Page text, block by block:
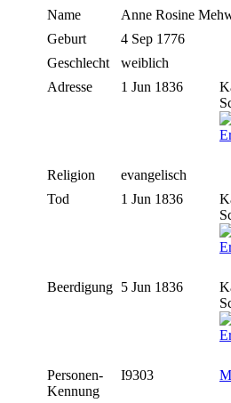
Name Anne Rosine
Geburt
4 Sep 1776
Geschlecht
weiblich
Adresse
1 Jun 1836
Religion
evangelisch
Tod
1 Jun 1836
Beerdigung 5 Jun 1836
Personen-
Kennung
I9303